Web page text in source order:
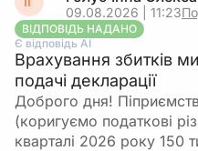
09.08.2026 | 11:23
ВІДПОВІДЬ НАДАНО
Є відповідь АІ
Врахування збитків
подачі декларації
Доброго дня!
(коригуємо податкові
кварталі 2026 року 150